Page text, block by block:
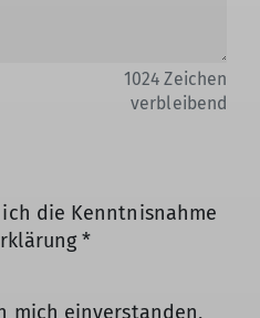
1024 Zeichen
verbleibend
die Kenntnisnahme
*
mich einverstanden,